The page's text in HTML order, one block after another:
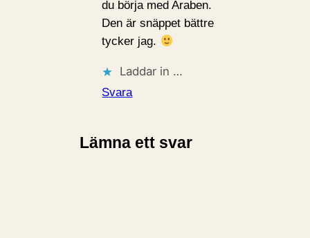
du börja med Araben.
Den är snäppet bättre
tycker jag.
Laddar in …
Svara
Lämna ett svar